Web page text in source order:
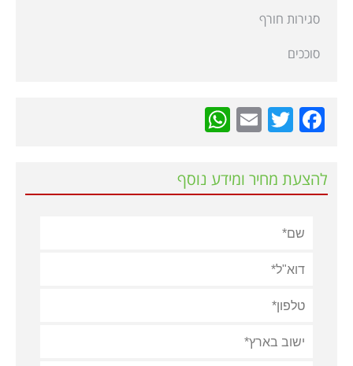
סגירות חורף
סוככים
Facebook
Twitter
Email
להצעת מחיר ומידע נוסף